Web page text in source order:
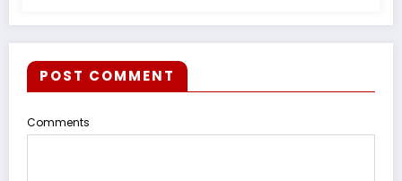
POST COMMENT
Comments